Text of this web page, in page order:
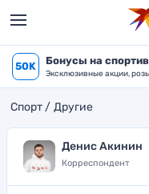
50K Бонусы на
Эксклюзивные акции,
Спорт Другие
Денис Акинин
Корреспондент